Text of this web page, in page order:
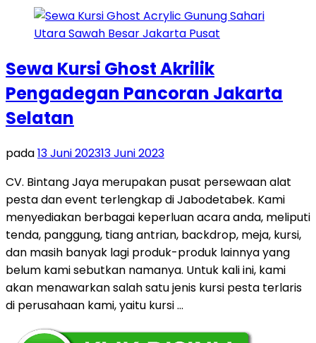
Sewa Kursi Ghost Akrilik
Pengadegan Pancoran Jakarta
Selatan
pada13 Juni 202313 Juni 2023
CV. Bintang Jaya merupakan pusat persewaan alat
pesta dan event terlengkap di Jabodetabek. Kami
menyediakan berbagai keperluan acara anda, meliputi
tenda, panggung, tiang antrian, backdrop, meja, kursi,
dan masih banyak lagi produk-produk lainnya yang
belum kami sebutkan namanya. Untuk kali ini, kami
akan menawarkan salah satu jenis kursi pesta terlaris
di perusahaan kami, yaitu kursi …